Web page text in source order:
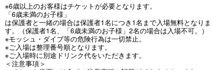
※6歳以上のお客様はチケットが必要となります。
「6歳未満のお子様」
は保護者と一緒の場合は保護者1名につき1名まで入場無料となりま
す。（保護者1名、「6歳未満のお子様」2名の場合は入場不可。）
※モッシュ・ダイブ等の危険行為は一切禁止。
※ご入場は整理番号順となります。
※ご入場時に別途ドリンク代をいただきます。
＜注意事項＞